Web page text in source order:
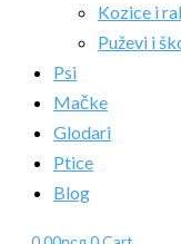
Kozice i
Puževi i
Psi
Mačke
Glodari
Ptice
Blog